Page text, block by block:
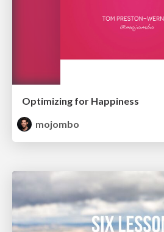
Optimizing for Happiness
mojombo